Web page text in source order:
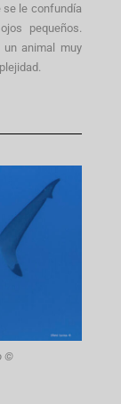
se le confundía
pequeños.
animal muy
©